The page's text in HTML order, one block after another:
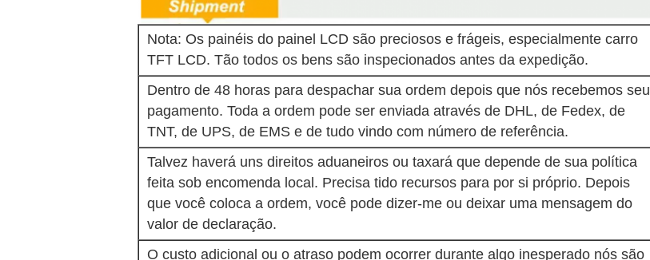
Nota: Os painéis do painel LCD são preciosos e frágeis, especialmente carro
TFT LCD. Tão todos os bens são inspecionados antes da expedição.
Dentro de 48 horas para despachar sua ordem depois que nós recebemos seu
pagamento. Toda a ordem pode ser enviada através de DHL, de Fedex, de
TNT, de UPS, de EMS e de tudo vindo com número de referência.
Talvez haverá uns direitos aduaneiros ou taxará que depende de sua política
feita sob encomenda local. Precisa tido recursos para por si próprio. Depois
que você coloca a ordem, você pode dizer-me ou deixar uma mensagem do
valor de declaração.
O custo adicional ou o atraso podem ocorrer durante algo inesperado nós são